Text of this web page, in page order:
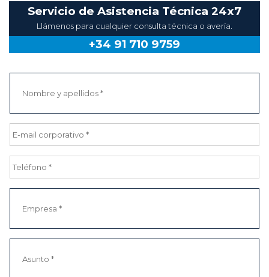
Servicio de Asistencia Técnica 24x7
Llámenos para cualquier consulta técnica o avería.
+34 91 710 9759